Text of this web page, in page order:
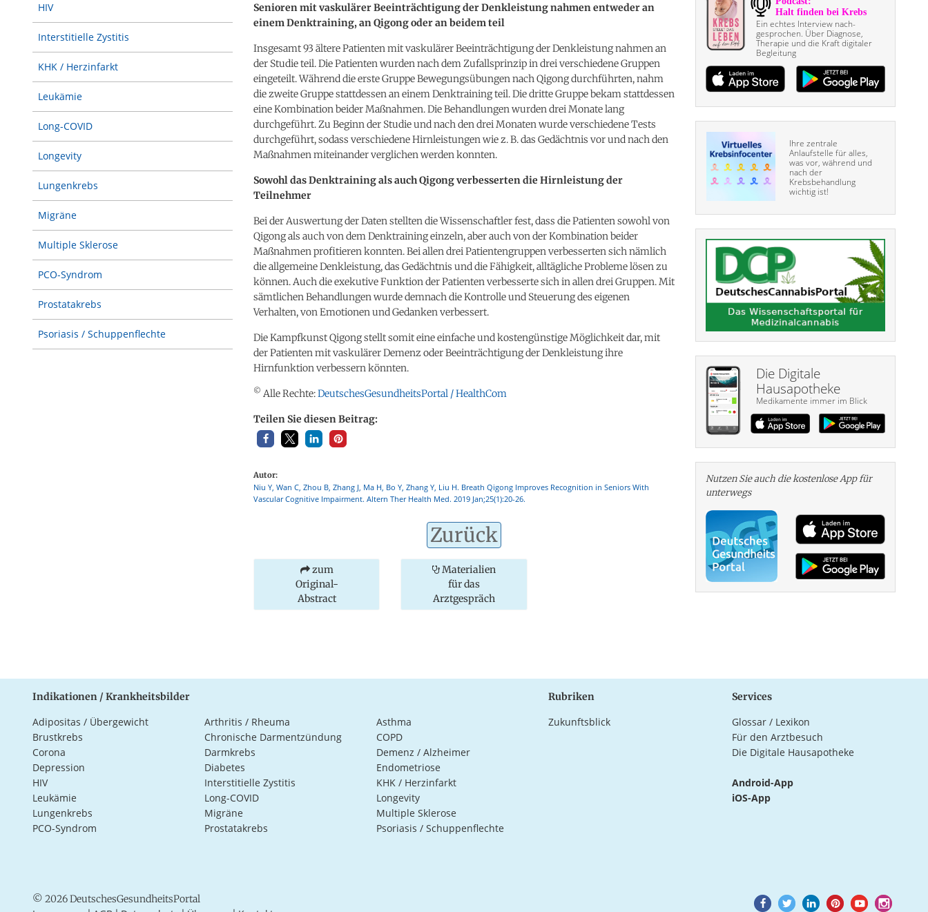
HIV
Interstitielle Zystitis
KHK / Herzinfarkt
Leukämie
Long-COVID
Longevity
Lungenkrebs
Migräne
Multiple Sklerose
PCO-Syndrom
Prostatakrebs
Psoriasis / Schuppenflechte
Senioren mit vaskulärer Beeinträchtigung der Denkleistung nahmen entweder an
einem Denktraining, an Qigong oder an beidem teil
Insgesamt 93 ältere Patienten mit vaskulärer Beeinträchtigung der Denkleistung nahmen an
der Studie teil. Die Patienten wurden nach dem Zufallsprinzip in drei verschiedene Gruppen
eingeteilt. Während die erste Gruppe Bewegungsübungen nach Qigong durchführten, nahm
die zweite Gruppe stattdessen an einem Denktraining teil. Die dritte Gruppe bekam stattdessen
eine Kombination beider Maßnahmen. Die Behandlungen wurden drei Monate lang
durchgeführt. Zu Beginn der Studie und nach den drei Monaten wurde verschiedene Tests
durchgeführt, sodass verschiedene Hirnleistungen wie z. B. das Gedächtnis vor und nach den
Maßnahmen miteinander verglichen werden konnten.
Sowohl das Denktraining als auch Qigong verbesserten die Hirnleistung der
Teilnehmer
Bei der Auswertung der Daten stellten die Wissenschaftler fest, dass die Patienten sowohl von
Qigong als auch von dem Denktraining einzeln, aber auch von der Kombination beider
Maßnahmen profitieren konnten. Bei allen drei Patientengruppen verbesserten sich nämlich
die allgemeine Denkleistung, das Gedächtnis und die Fähigkeit, alltägliche Probleme lösen zu
können. Auch die exekutive Funktion der Patienten verbesserte sich in allen drei Gruppen. Mit
sämtlichen Behandlungen wurde demnach die Kontrolle und Steuerung des eigenen
Verhalten, von Emotionen und Gedanken verbessert.
Die Kampfkunst Qigong stellt somit eine einfache und kostengünstige Möglichkeit dar, mit
der Patienten mit vaskulärer Demenz oder Beeinträchtigung der Denkleistung ihre
Hirnfunktion verbessern könnten.
© Alle Rechte:DeutschesGesundheitsPortal / HealthCom
Teilen Sie diesen Beitrag:
Autor:
Niu Y, Wan C, Zhou B, Zhang J, Ma H, Bo Y, Zhang Y, Liu H. Breath Qigong Improves Recognition in Seniors With
Vascular Cognitive Impairment. Altern Ther Health Med. 2019 Jan;25(1):20-26.
Zurück
zum
Original-
Abstract
Materialien
für das
Arztgespräch
Ein echtes Interview nach­
gesprochen. Über Diagnose,
Therapie und die Kraft digitaler
Begleitung
Ihre zentrale
Anlaufstelle für alles,
was vor, während und
nach der
Krebsbehandlung
wichtig ist!
Die Digitale
Hausapotheke
Medikamente immer im Blick
Nutzen Sie auch die kosten­lose App für
unterwegs
Indikationen / Krankheitsbilder
Adipositas / Übergewicht Arthritis / Rheuma
Asthma
Brustkrebs
Chronische Darmentzündung
COPD
Corona
Darmkrebs
Demenz / Alzheimer
Depression
Diabetes
Endometriose
HIV
Interstitielle Zystitis
KHK / Herzinfarkt
Leukämie
Long-COVID
Longevity
Lungenkrebs
Migräne
Multiple Sklerose
PCO-Syndrom
Prostatakrebs Psoriasis / Schuppenflechte
Rubriken
Zukunftsblick
Services
Glossar / Lexikon
Für den Arztbesuch
Die Digitale Hausapotheke
Android-App
iOS-App
© 2026 DeutschesGesundheitsPortal